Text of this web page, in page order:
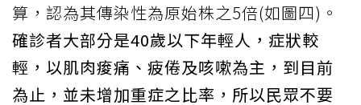
算，認為其傳染性為原始株之5倍(如圖四)。
確診者大部分是40歲以下年輕人，症狀較
輕，以肌肉痠痛、疲倦及咳嗽為主，到目前
為止，並未增加重症之比率，所以民眾不要